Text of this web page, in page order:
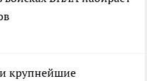
крупнейшие